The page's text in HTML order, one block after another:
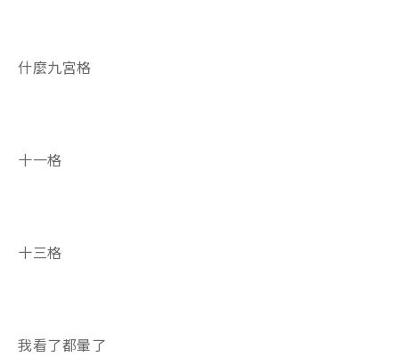
什麼九宮格
十一格
十三格
我看了都暈了